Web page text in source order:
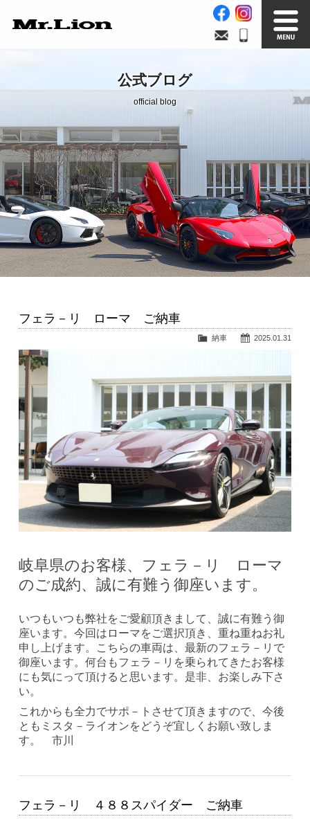
在庫車情報 買取無料査定
Factory
自社工場 サービス案内
Official Blog
公式ブログ
Company info.
会社案内
公式ブログ
official blog
フェラ－リ ローマ ご納車
2025.01.31
納車
岐阜県のお客様、フェラ－リ ローマ
のご成約、誠に有難う御座います。
いつもいつも弊社をご愛顧頂きまして、誠に有難う御
座います。今回はローマをご選択頂き、重ね重ねお礼
申し上げます。こちらの車両は、最新のフェラ－リで
御座います。何台もフェラ－リを乗られてきたお客様
にも気にって頂けると思います。是非、お楽しみ下さ
い。
これからも全力でサポ－トさせて頂きますので、今後
ともミスタ－ライオンをどうぞ宜しくお願い致しま
す。 市川
フェラ－リ ４８８スパイダー ご納車